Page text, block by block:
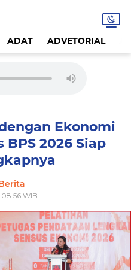
ADAT ADVETORIAL
Ekonomi
BPS 2026 Siap
WIB